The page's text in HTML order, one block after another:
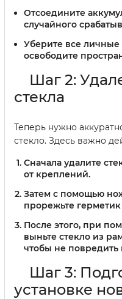
Отсоедините
случайного
Уберите все
освободите
Шаг 2:
стекла
Теперь нужно
стекло. Здесь важно
Сначала удалите
от креплений.
Затем с помощью
прорежьте герметик
После этого, при
выньте стекло из
чтобы не повредить
Шаг 3:
установке